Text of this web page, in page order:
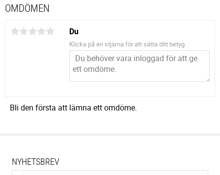
OMDÖMEN
Du
Klicka på en stjärna för att sätta ditt betyg
Bli den första att lämna ett omdöme.
NYHETSBREV